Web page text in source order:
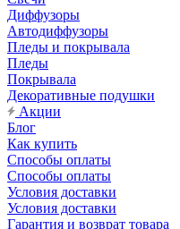
Диффузоры
Автодиффузоры
Пледы и покрывала
Пледы
Покрывала
Декоративные подушки
Акции
Блог
Как купить
Способы оплаты
Способы оплаты
Условия доставки
Условия доставки
Гарантия и возврат товара